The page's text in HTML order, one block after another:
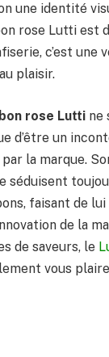
une identité
rose Lutti est
c’est
plaisir.
rose Lutti ne
d’être un
la marque.
séduisent
faisant de
de la
de saveurs, le
vous